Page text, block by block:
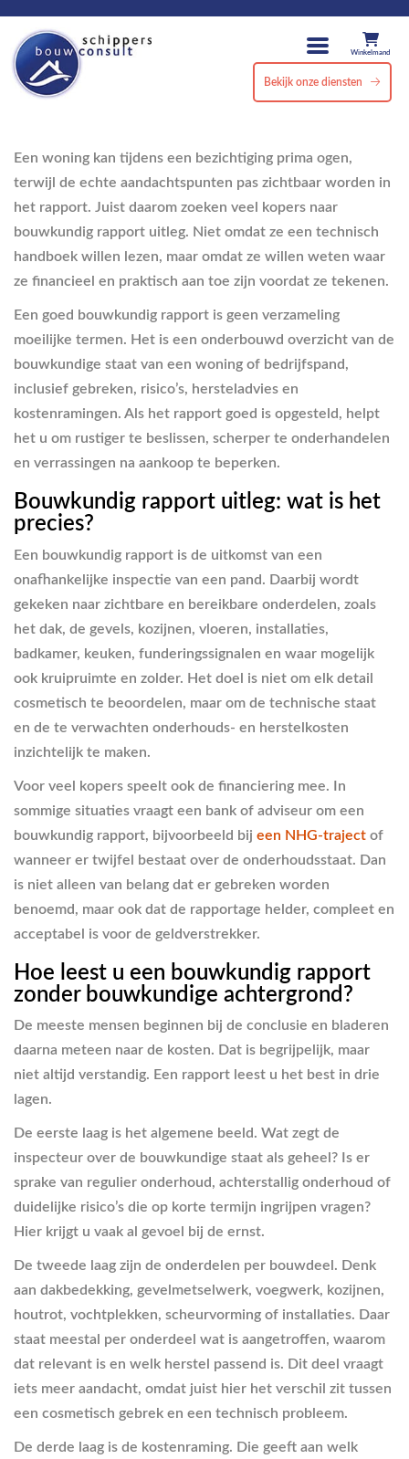
Winkelmand
Bekijk onze diensten
Een woning kan tijdens een bezichtiging prima ogen,
terwijl de echte aandachtspunten pas zichtbaar worden in
het rapport. Juist daarom zoeken veel kopers naar
bouwkundig rapport uitleg. Niet omdat ze een technisch
handboek willen lezen, maar omdat ze willen weten waar
ze financieel en praktisch aan toe zijn voordat ze tekenen.
Een goed bouwkundig rapport is geen verzameling
moeilijke termen. Het is een onderbouwd overzicht van de
bouwkundige staat van een woning of bedrijfspand,
inclusief gebreken, risico’s, hersteladvies en
kostenramingen. Als het rapport goed is opgesteld, helpt
het u om rustiger te beslissen, scherper te onderhandelen
en verrassingen na aankoop te beperken.
Bouwkundig rapport uitleg: wat is het
precies?
Een bouwkundig rapport is de uitkomst van een
onafhankelijke inspectie van een pand. Daarbij wordt
gekeken naar zichtbare en bereikbare onderdelen, zoals
het dak, de gevels, kozijnen, vloeren, installaties,
badkamer, keuken, funderingssignalen en waar mogelijk
ook kruipruimte en zolder. Het doel is niet om elk detail
cosmetisch te beoordelen, maar om de technische staat
en de te verwachten onderhouds- en herstelkosten
inzichtelijk te maken.
Voor veel kopers speelt ook de financiering mee. In
sommige situaties vraagt een bank of adviseur om een
bouwkundig rapport, bijvoorbeeld bij een NHG-traject of
wanneer er twijfel bestaat over de onderhoudsstaat. Dan
is niet alleen van belang dat er gebreken worden
benoemd, maar ook dat de rapportage helder, compleet en
acceptabel is voor de geldverstrekker.
Hoe leest u een bouwkundig rapport
zonder bouwkundige achtergrond?
De meeste mensen beginnen bij de conclusie en bladeren
daarna meteen naar de kosten. Dat is begrijpelijk, maar
niet altijd verstandig. Een rapport leest u het best in drie
lagen.
De eerste laag is het algemene beeld. Wat zegt de
inspecteur over de bouwkundige staat als geheel? Is er
sprake van regulier onderhoud, achterstallig onderhoud of
duidelijke risico’s die op korte termijn ingrijpen vragen?
Hier krijgt u vaak al gevoel bij de ernst.
De tweede laag zijn de onderdelen per bouwdeel. Denk
aan dakbedekking, gevelmetselwerk, voegwerk, kozijnen,
houtrot, vochtplekken, scheurvorming of installaties. Daar
staat meestal per onderdeel wat is aangetroffen, waarom
dat relevant is en welk herstel passend is. Dit deel vraagt
iets meer aandacht, omdat juist hier het verschil zit tussen
een cosmetisch gebrek en een technisch probleem.
De derde laag is de kostenraming. Die geeft aan welk